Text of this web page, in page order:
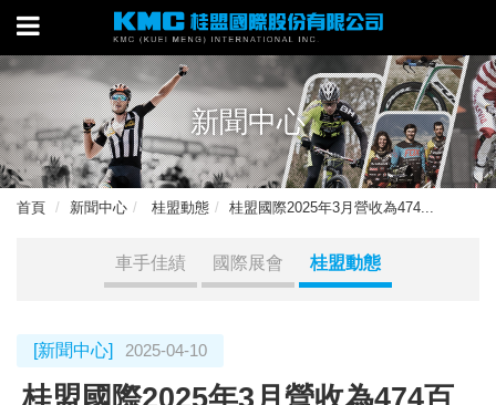
新聞中心
首頁 新聞中心 桂盟動態 桂盟國際2025年3月營收為474...
車手佳績 國際展會 桂盟動態
[新聞中心] 2025-04-10
桂盟國際2025年3月營收為474百